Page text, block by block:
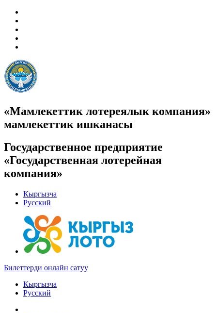
«Мамлекеттик лотереялык компания»
мамлекеттик ишканасы
Государственное предприятие
«Государственная лотерейная
компания»
Кыргызча
Русский
Билеттерди онлайн сатуу
Кыргызча
Русский